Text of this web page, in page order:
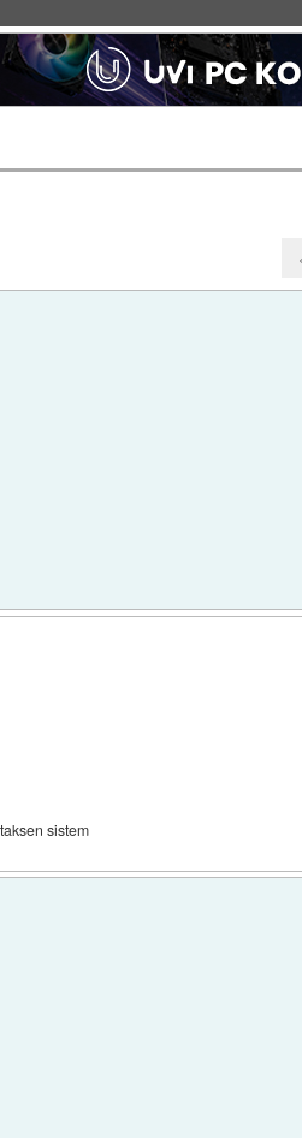
sistem